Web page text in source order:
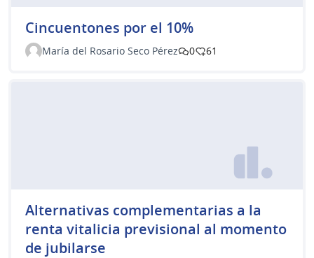
Cincuentones por el 10%
María del Rosario Seco Pérez 0 61
Alternativas complementarias a la
renta vitalicia previsional al momento
de jubilarse